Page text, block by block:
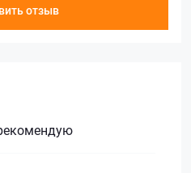
отзыв